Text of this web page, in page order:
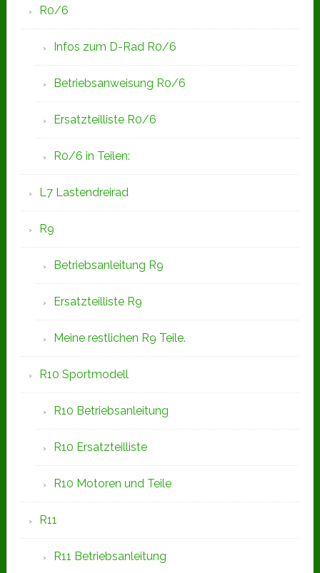
R0/6
Infos zum D-Rad R0/6
Betriebsanweisung R0/6
Ersatzteilliste R0/6
R0/6 in Teilen:
L7 Lastendreirad
R9
Betriebsanleitung R9
Ersatzteilliste R9
Meine restlichen R9 Teile.
R10 Sportmodell
R10 Betriebsanleitung
R10 Ersatzteilliste
R10 Motoren und Teile
R11
R11 Betriebsanleitung